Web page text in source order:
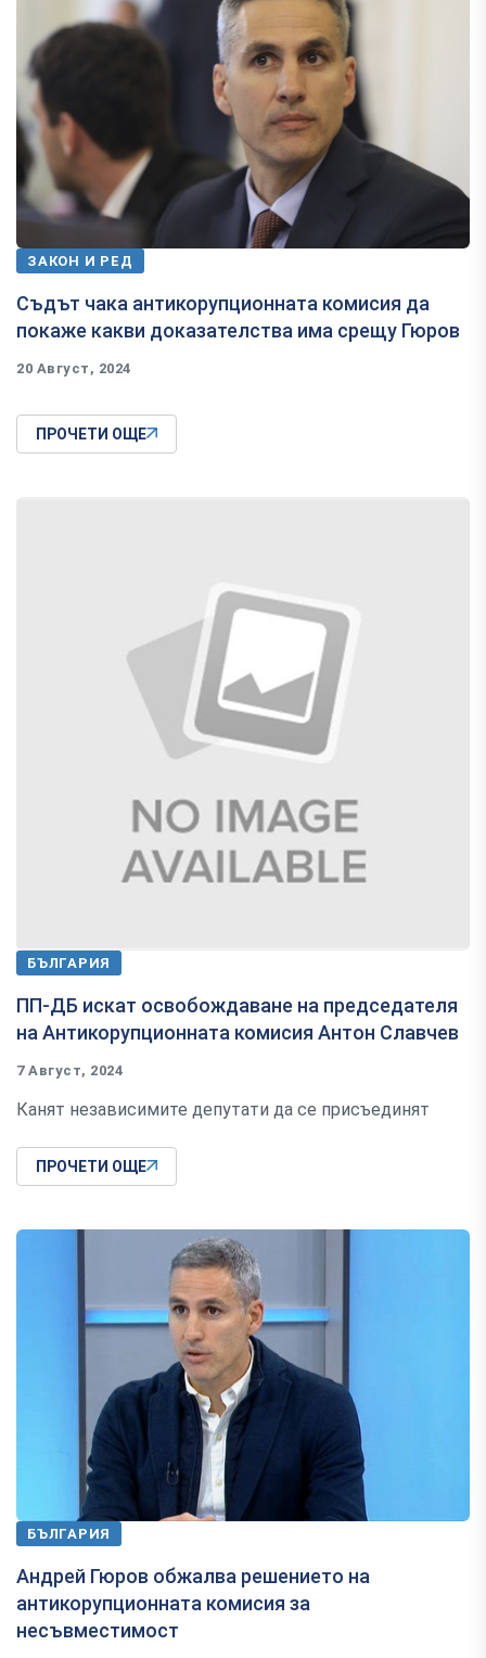
ЗАКОН И РЕД
Съдът чака антикорупционната комисия да
покаже какви доказателства има срещу Гюров
20 Август, 2024
ПРОЧЕТИ ОЩЕ
БЪЛГАРИЯ
ПП-ДБ искат освобождаване на председателя
на Антикорупционната комисия Антон Славчев
7 Август, 2024
Канят независимите депутати да се присъединят
ПРОЧЕТИ ОЩЕ
БЪЛГАРИЯ
Андрей Гюров обжалва решението на
антикорупционната комисия за
несъвместимост